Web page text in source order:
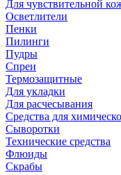
Для чувствительной
Осветлители
Пенки
Пилинги
Пудры
Спреи
Термозащитные
Для укладки
Для расчесывания
Средства для
Сыворотки
Технические средства
Флюиды
Скрабы